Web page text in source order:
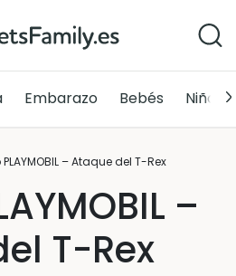
Embarazo Bebés Niños
– Ataque del T-Rex
–
T-Rex